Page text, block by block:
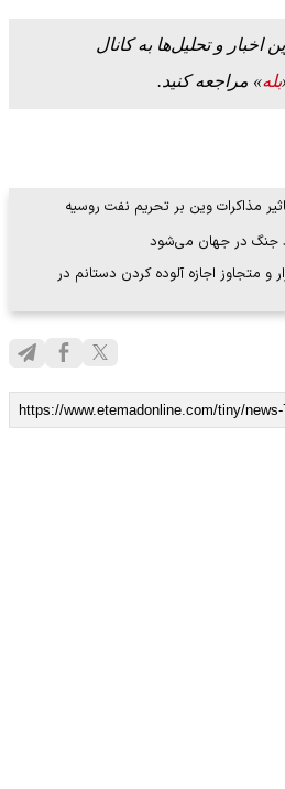
و تحلیل‌ها به کانال
بله» مراجعه کنید.
مذاکرات وین بر تحریم نفت روسیه
جنگ در جهان می‌شود
متجاوز اجازه آلوده کردن دستانم در